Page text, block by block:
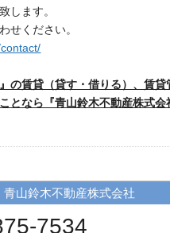
します。
せください。
の賃貸（貸す・借りる）、賃
ことなら『青山鈴木不動産株式
青山鈴木不動産株式会社
7534